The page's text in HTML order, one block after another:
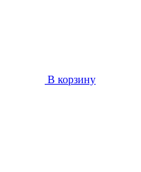
В корзину